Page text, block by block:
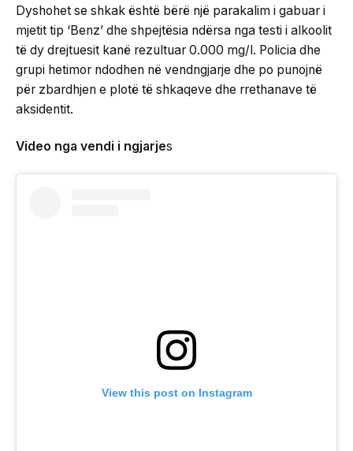
Dyshohet se shkak është bërë një parakalim i gabuar i
mjetit tip ‘Benz’ dhe shpejtësia ndërsa nga testi i alkoolit
të dy drejtuesit kanë rezultuar 0.000 mg/l. Policia dhe
grupi hetimor ndodhen në vendngjarje dhe po punojnë
për zbardhjen e plotë të shkaqeve dhe rrethanave të
aksidentit.
Video nga vendi i ngjarjes
View this post on Instagram